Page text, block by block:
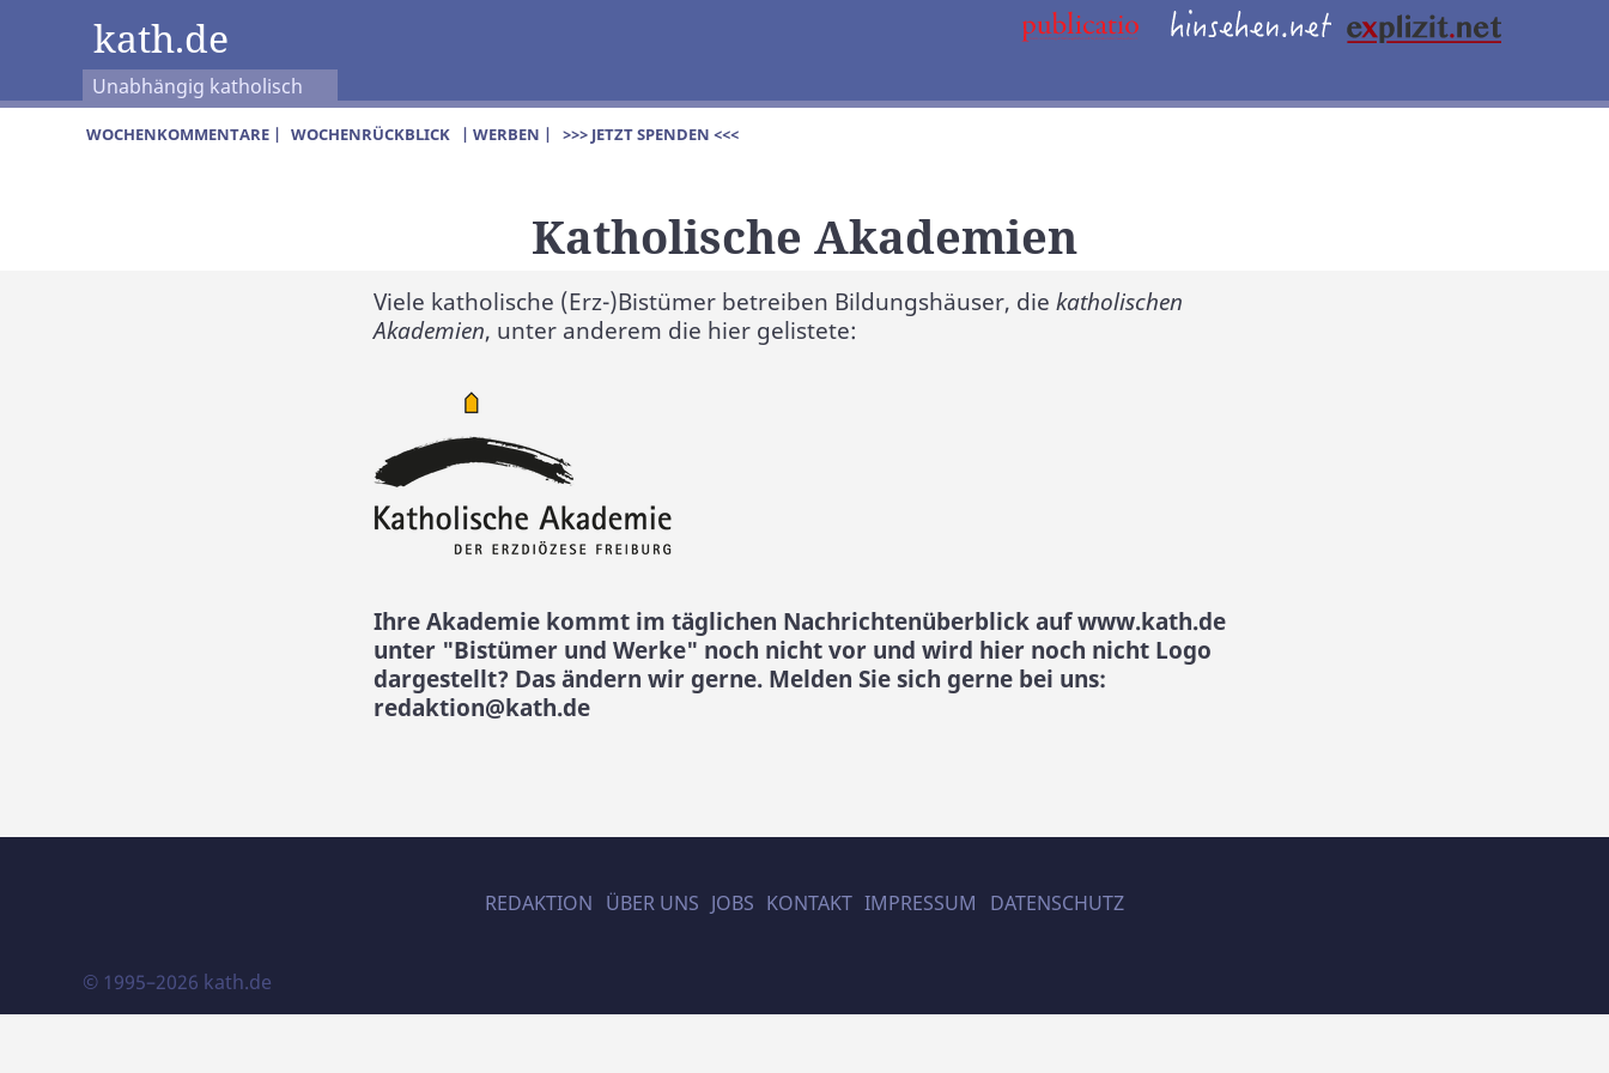
kath.de
Unabhängig katholisch
WOCHENKOMMENTARE | WOCHENRÜCKBLICK | WERBEN | >>> JETZT SPENDEN <<<
Katholische Akademien
Viele katholische (Erz-)Bistümer betreiben Bildungshäuser, diekatholischen
Akademien, unter anderem die hier gelistete:
Ihre Akademie kommt im täglichen Nachrichtenüberblick auf www.kath.de
unter "Bistümer und Werke" noch nicht vor und wird hier noch nicht Logo
dargestellt? Das ändern wir gerne. Melden Sie sich gerne bei uns:
redaktion@kath.de
REDAKTION ÜBER UNS JOBS KONTAKT IMPRESSUM DATENSCHUTZ
© 1995–2026 kath.de